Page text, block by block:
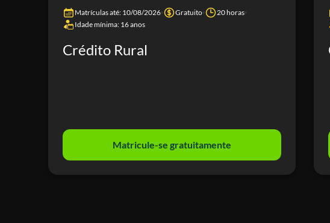
Matrículas até: 10/08/2026 Gratuito
20 horas
Idade mínima: 16 anos
Crédito Rural
Matricule-se gratuitamente